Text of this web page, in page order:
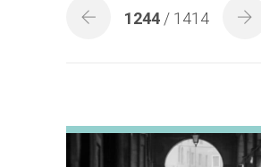
1244 / 1414